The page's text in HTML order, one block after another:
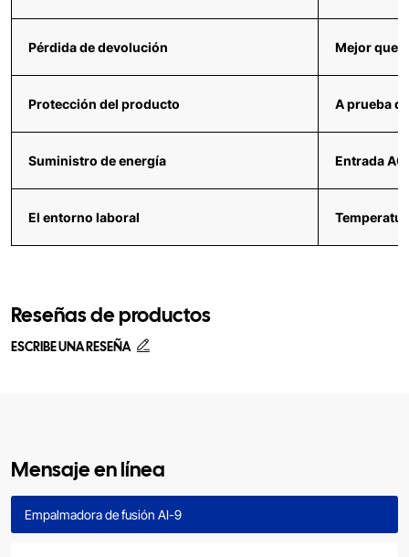
Pérdida de devolución Mejor que
Protección del producto A prueba
Suministro de energía Entrada
El entorno laboral
Reseñas de productos
ESCRIBE UNA RESEÑA
Mensaje en línea